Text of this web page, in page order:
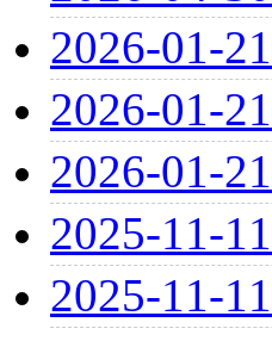
2026-01-21
2026-01-21
2026-01-21
2025-11-11
2025-11-11